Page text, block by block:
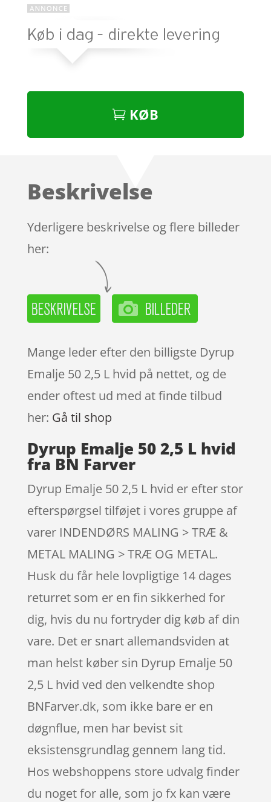
KØB
Beskrivelse
Yderligere beskrivelse og flere billeder
her:
Mange leder efter den billigste Dyrup
Emalje 50 2,5 L hvid på nettet, og de
ender oftest ud med at finde tilbud
her: Gå til shop
Dyrup Emalje 50 2,5 L hvid
fra BN Farver
Dyrup Emalje 50 2,5 L hvid er efter stor
efterspørgsel tilføjet i vores gruppe af
varer INDENDØRS MALING > TRÆ &
METAL MALING > TRÆ OG METAL.
Husk du får hele lovpligtige 14 dages
returret som er en fin sikkerhed for
dig, hvis du nu fortryder dig køb af din
vare. Det er snart allemandsviden at
man helst køber sin Dyrup Emalje 50
2,5 L hvid ved den velkendte shop
BNFarver.dk, som ikke bare er en
døgnflue, men har bevist sit
eksistensgrundlag gennem lang tid.
Hos webshoppens store udvalg finder
du noget for alle, som jo fx kan være